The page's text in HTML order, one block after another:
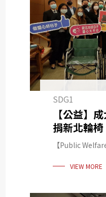
SDG1
【公益】
捐新北輪椅
【Public
Wheelchairs to
VIEW MORE